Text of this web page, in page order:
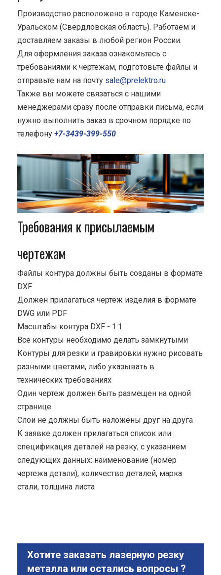
Производство расположено в городе Каменске-
Уральском (Свердловская область). Работаем и
доставляем заказы в любой регион России.
Для оформления заказа ознакомьтесь с
требованиями к чертежам, подготовьте файлы и
отправьте нам на почту sale@prelektro.ru
Также вы можете связаться с нашими
менеджерами сразу после отправки письма, если
нужно выполнить заказ в срочном порядке по
телефону +7-3439-399-550
Требования к присылаемым
чертежам
Файлы контура должны быть созданы в формате
DXF
Должен прилагаться чертёж изделия в формате
DWG или PDF
Масштабы контура DXF - 1:1
Все контуры необходимо делать замкнутыми
Контуры для резки и гравировки нужно рисовать
разными цветами, либо указывать в
технических требованиях
Один чертеж должен быть размещен на одной
странице
Cлои не должны быть наложены друг на друга
К заявке должен прилагаться список или
спецификация деталей на резку, с указанием
следующих данных: наименование (номер
чертежа детали), количество деталей, марка
стали, толщина листа
Хотите заказать лазерную резку
металла или остались вопросы ?